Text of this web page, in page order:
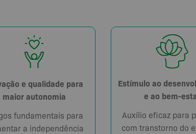
e qualidade para
maior autonomia
fundamentais para
a independência
Estímulo ao
e ao bem-
Auxílio eficaz para
com transtorno do